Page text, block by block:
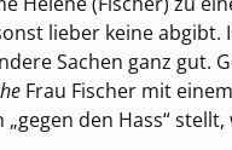
lieber keine abgibt.
Sachen ganz gut.
Frau Fischer mit
den Hass“